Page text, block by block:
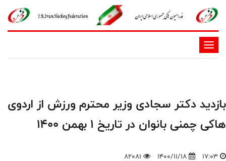
-
-
-
-
بازدید دکتر سجادی وزیر محترم ورزش از اردوی
هاکی چمنی بانوان در تاریخ ۱ بهمن ۱۴۰۰
17:03
1400/11/18
82081